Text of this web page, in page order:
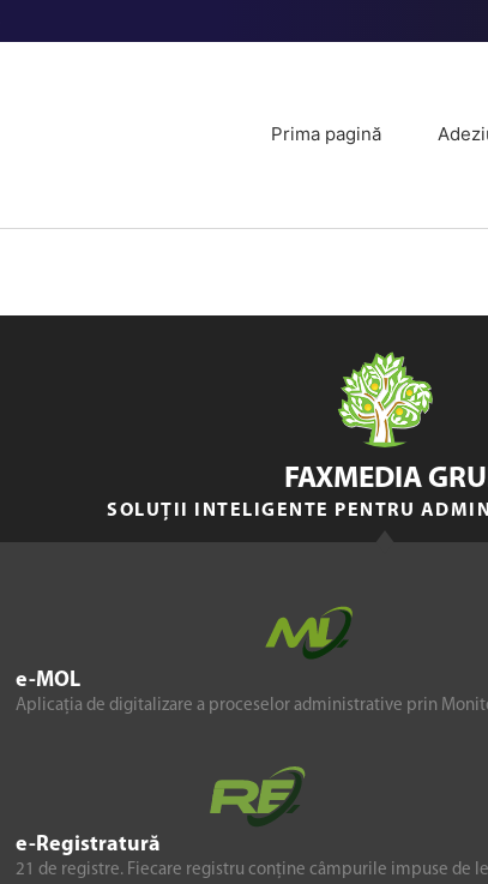
Prima pagină
e-MOL
Aplicația de digitalizare a proceselor administrative prin
e-Registratură
21 de registre. Fiecare registru conține câmpurile impuse de
FAXMEDIA
SOLUȚII INTELIGENTE PENTRU